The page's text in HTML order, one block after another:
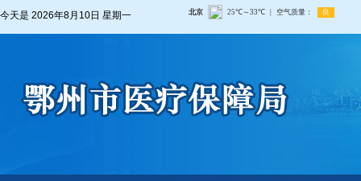
今天是 2026年8月10日 星期一